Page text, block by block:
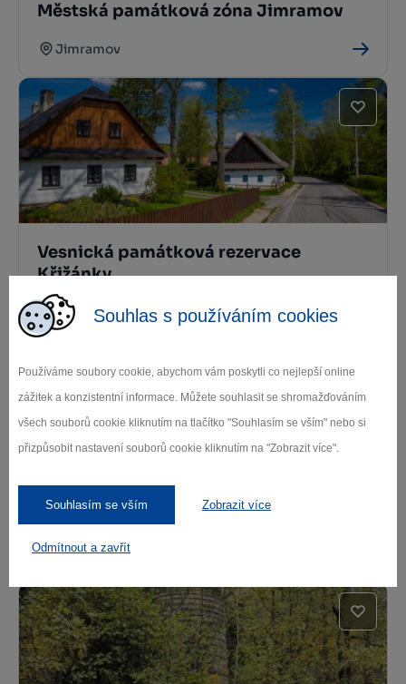
Souhlas s používáním cookies
Používáme soubory cookie, abychom vám poskytli co nejlepší online
zážitek a konzistentní informace. Můžete souhlasit se shromažďováním
všech souborů cookie kliknutím na tlačítko "Souhlasím se vším" nebo si
přizpůsobit nastavení souborů cookie kliknutím na "Zobrazit více".
Souhlasím se vším Zobrazit více
Odmítnout a zavřít
Městská památková zóna Jimramov
Jimramov
Vesnická památková rezervace
Křižánky
Nové Město na Moravě
Mlýn a pila Trhonice
Jimramov